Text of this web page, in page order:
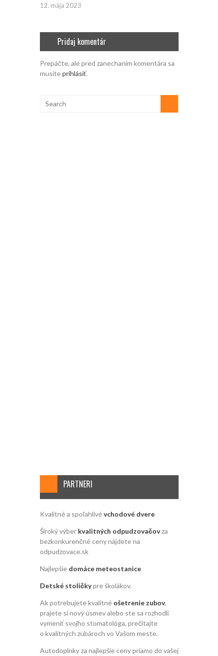
12. mája 2023
Pridaj komentár
Prepáčte, ale pred zanechaním komentára sa
musíteprihlásiť.
PARTNERI
Kvalitné a spoľahlivévchodové dvere
Široký výber kvalitných odpudzovačovza
bezkonkurenčné ceny nájdete na
odpudzovace.sk
Najlepšie domáce meteostanice
Detské stoličkypre školákov.
Ak potrebujete kvalitné ošetrenie zubov,
prajete si nový úsmev alebo ste sa rozhodli
vymeniť svojho stomatológa, prečítajte
o kvalitných zubároch vo Vašom meste.
Autodoplnky za najlepšie ceny priamo do vašej